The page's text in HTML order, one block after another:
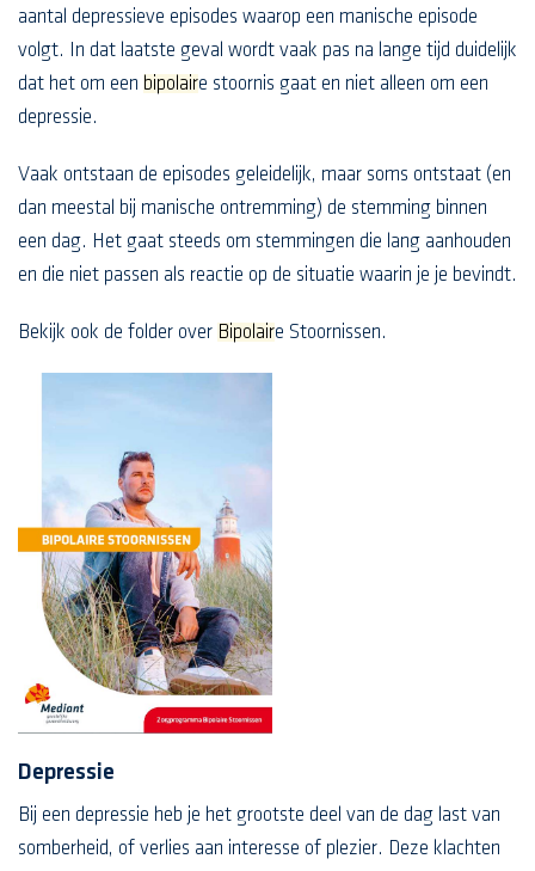
aantal depressieve episodes waarop een manische episode
volgt. In dat laatste geval wordt vaak pas na lange tijd duidelijk
dat het om een bipolaire stoornis gaat en niet alleen om een
depressie.
Vaak ontstaan de episodes geleidelijk, maar soms ontstaat (en
dan meestal bij manische ontremming) de stemming binnen
een dag. Het gaat steeds om stemmingen die lang aanhouden
en die niet passen als reactie op de situatie waarin je je bevindt.
Bekijk ook de folder over Bipolaire Stoornissen.
Depressie
Bij een depressie heb je het grootste deel van de dag last van
somberheid, of verlies aan interesse of plezier. Deze klachten